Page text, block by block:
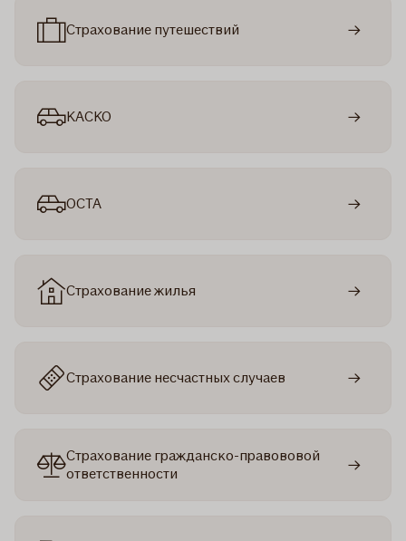
Страхование путешествий
KACKO
OCTA
Страхование жилья
Страхование несчастных случаев
Страхование гражданско-правововой
ответственности